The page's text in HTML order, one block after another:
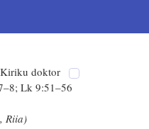
Kiriku doktor
Lk 9:51–56
Riia)